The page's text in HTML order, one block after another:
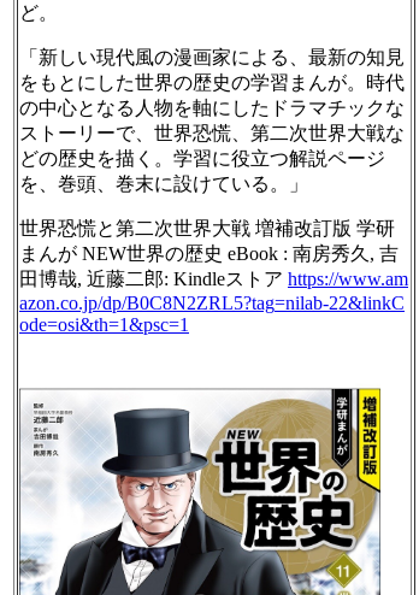
ど。
「新しい現代風の漫画家による、最新の知見
をもとにした世界の歴史の学習まんが。時代
の中心となる人物を軸にしたドラマチックな
ストーリーで、世界恐慌、第二次世界大戦な
どの歴史を描く。学習に役立つ解説ページ
を、巻頭、巻末に設けている。」
世界恐慌と第二次世界大戦 増補改訂版 学研
まんが NEW世界の歴史 eBook : 南房秀久, 吉
田博哉, 近藤二郎: Kindleストア https://www.am
azon.co.jp/dp/B0C8N2ZRL5?tag=nilab-22&linkC
ode=osi&th=1&psc=1